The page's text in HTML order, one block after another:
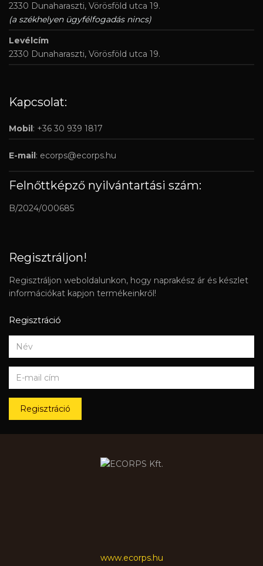
2330 Dunaharaszti, Vörösföld utca 19.
(a székhelyen ügyfélfogadás nincs)
Levélcím
2330 Dunaharaszti, Vörösföld utca 19.
Kapcsolat:
Mobil: +36 30 939 1817
E-mail: ecorps@ecorps.hu
Felnőttképző nyilvántartási szám:
B/2024/000685
Regisztráljon!
Regisztráljon weboldalunkon, hogy naprakész ár és készlet
információkat kapjon termékeinkről!
Regisztráció
Regisztráció
www.ecorps.hu